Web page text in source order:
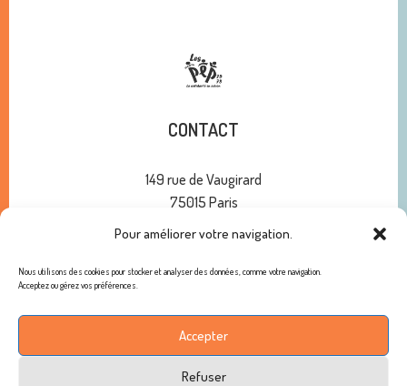
Pour améliorer votre navigation.
Nous utilisons des cookies pour stocker et analyser des données, comme votre navigation.
Acceptez ou gérez vos préférences.
Accepter
Refuser
CONTACT
149 rue de Vaugirard
75015 Paris
01 47 34 00 10